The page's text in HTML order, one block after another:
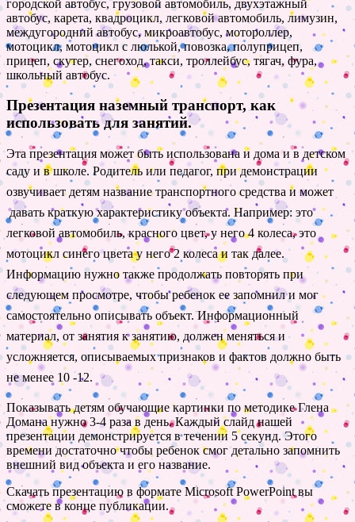
городской автобус, грузовой автомобиль, двухэтажный
автобус, карета, квадроцикл, легковой автомобиль, лимузин,
междугородний автобус, микроавтобус, мотороллер,
мотоцикл, мотоцикл с люлькой, повозка, полуприцеп,
прицеп, скутер, снегоход, такси, троллейбус, тягач, фура,
школьный автобус.
Презентация наземный транспорт, как
использовать для занятий.
Эта презентация может быть использована и дома и в детском
саду и в школе. Родитель или педагог, при демонстрации
озвучивает детям название транспортного средства и может
давать краткую характеристику объекта. Например: это
легковой автомобиль, красного цвет, у него 4 колеса, это
мотоцикл синего цвета у него 2 колеса и так далее.
Информацию нужно также продолжать повторять при
следующем просмотре, чтобы ребенок ее запомнил и мог
самостоятельно описывать объект. Информационный
материал, от занятия к занятию, должен меняться и
усложняется, описываемых признаков и фактов должно быть
не менее 10 -12.
Показывать детям обучающие картинки по методике Глена
Домана нужно 3-4 раза в день. Каждый слайд нашей
презентации демонстрируется в течении 5 секунд. Этого
времени достаточно чтобы ребенок смог детально запомнить
внешний вид объекта и его название.
Скачать презентацию в формате Microsoft PowerPoint вы
сможете в конце публикации.